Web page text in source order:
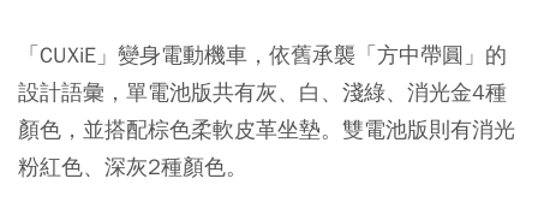
「CUXiE」變身電動機車，依舊承襲「方中帶圓」的
設計語彙，單電池版共有灰、白、淺綠、消光金4種
顏色，並搭配棕色柔軟皮革坐墊。雙電池版則有消光
粉紅色、深灰2種顏色。